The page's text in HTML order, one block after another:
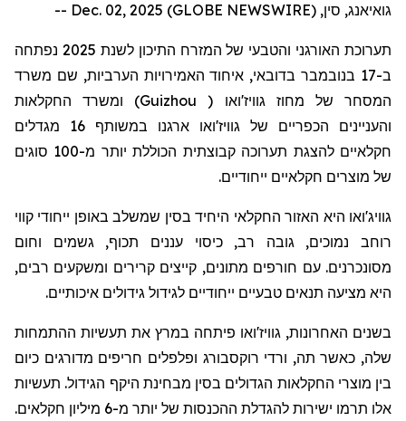
גואיאנג, סין, Dec. 02, 2025 (GLOBE NEWSWIRE) --
תערוכת האורגני והטבעי של המזרח התיכון לשנת 2025 נפתחה
ב-17 בנובמבר בדובאי, איחוד האמירויות הערביות, שם משרד
המסחר של מחוז גוויז'ואו (Guizhou) ומשרד החקלאות
והעניינים הכפריים של גוויז'ואו ארגנו במשותף 16 מגדלים
חקלאיים להצגת תערוכה קבוצתית הכוללת יותר מ-100 סוגים
של מוצרים חקלאיים ייחודיים.
גוויג'ואו היא האזור החקלאי היחיד בסין שמשלב באופן ייחודי קווי
רוחב נמוכים, גובה רב, כיסוי עננים תכוף, גשמים וחום
מסונכרנים. עם חורפים מתונים, קייצים קרירים ומשקעים רבים,
היא מציעה תנאים טבעיים ייחודיים לגידול גידולים איכותיים.
בשנים האחרונות, גוויז'ואו פיתחה במרץ את תעשיות ההתמחות
שלה, כאשר תה, ורדי רוקסבורג ופלפלים חריפים מדורגים כיום
בין מוצרי החקלאות הגדולים בסין מבחינת היקף הגידול. תעשיות
אלו תרמו ישירות להגדלת ההכנסות של יותר מ-6 מיליון חקלאים.